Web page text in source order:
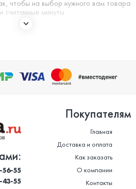
чтобы на выбор нужного вам товара
считанные минуты.
Вся продукция, представленная в
и соответствует высоким
качества.
56-55
43-55
Покупателям
Главная
Доставка и оплата
Как заказать
О компании
Контакты